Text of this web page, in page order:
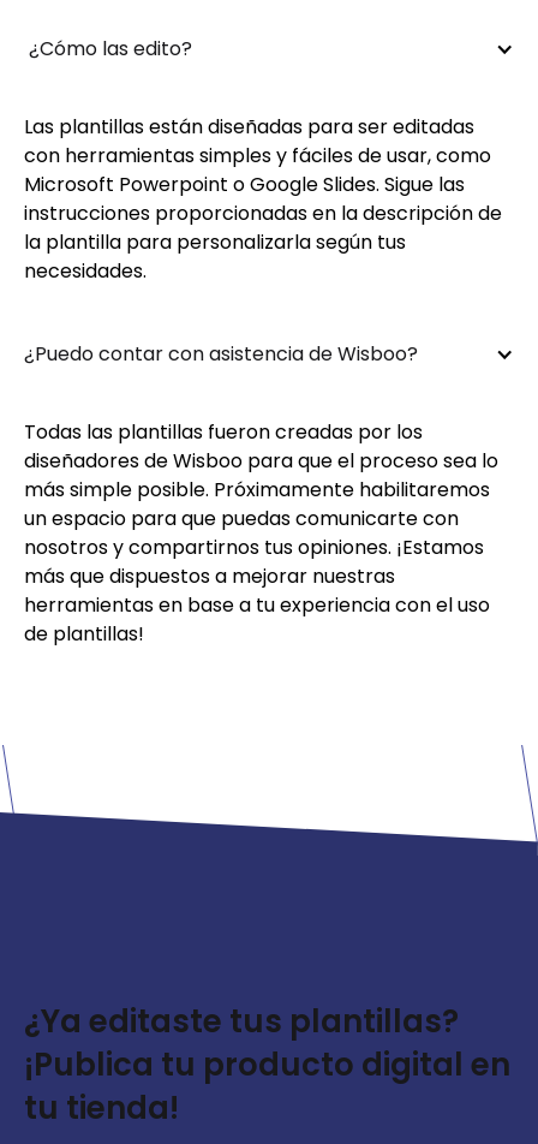
¿Cómo las edito?
Las plantillas están diseñadas para ser editadas
con herramientas simples y fáciles de usar, como
Microsoft Powerpoint o Google Slides. Sigue las
instrucciones proporcionadas en la descripción de
la plantilla para personalizarla según tus
necesidades.
¿Puedo contar con asistencia de Wisboo?
Todas las plantillas fueron creadas por los
diseñadores de Wisboo para que el proceso sea lo
más simple posible. Próximamente habilitaremos
un espacio para que puedas comunicarte con
nosotros y compartirnos tus opiniones. ¡Estamos
más que dispuestos a mejorar nuestras
herramientas en base a tu experiencia con el uso
de plantillas!
¿Ya editaste tus plantillas?
¡Publica tu producto digital en
tu tienda!